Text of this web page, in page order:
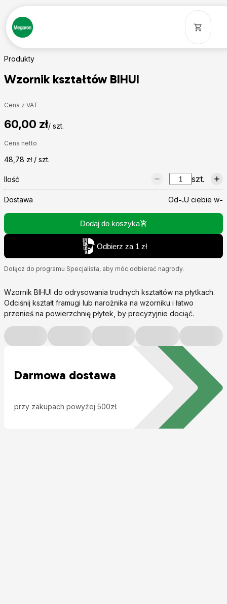
Produkty
Wzornik kształtów BIHUI
Cena z VAT
60,00 zł/ szt.
Cena netto
48,78 zł / szt.
Ilość szt.
Dostawa Od-.U ciebie w-
Dodaj do koszyka
Odbierz za 1 zł
Dołącz do programu Specjalista, aby móc odbierać nagrody.
Wzornik BIHUI do odrysowania trudnych kształtów na płytkach.
Odciśnij kształt framugi lub narożnika na wzorniku i łatwo
przenieś na powierzchnię płytek, by precyzyjnie dociąć.
Darmowa dostawa
przy zakupach powyżej 500zł.